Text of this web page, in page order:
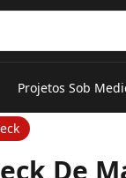
Projetos Sob
De